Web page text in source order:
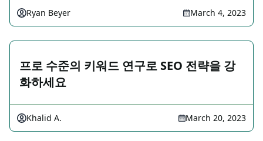
Ryan Beyer March 4, 2023
프로 수준의 키워드 연구로 SEO 전략을 강
화하세요
Khalid A. March 20, 2023